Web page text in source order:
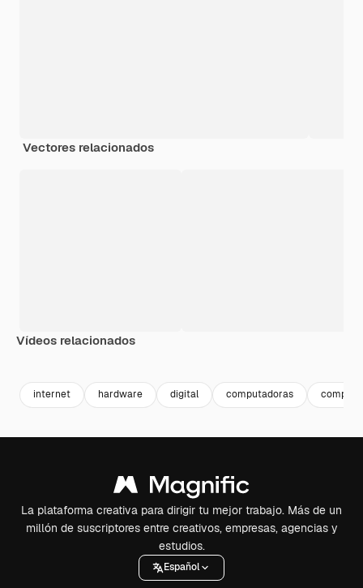
Vectores relacionados
Vídeos relacionados
internet hardware digital computadoras
La plataforma creativa para dirigir tu mejor trabajo. Más de un
millón de suscriptores entre creativos, empresas, agencias y
estudios.
Español